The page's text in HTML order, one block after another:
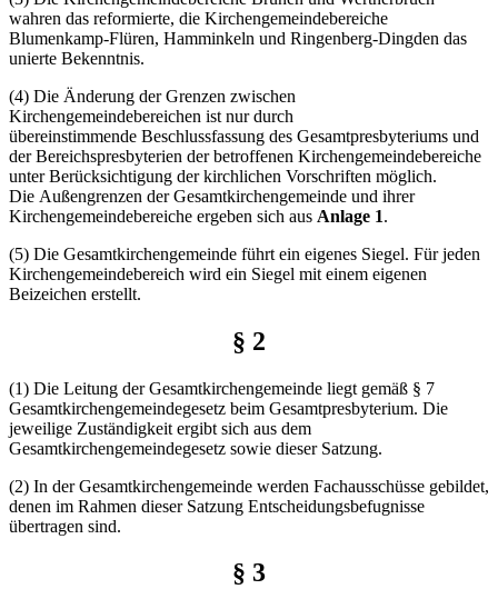
wahren das reformierte, die Kirchengemeindebereiche
Blumenkamp-Flüren, Hamminkeln und Ringenberg-Dingden das
unierte Bekenntnis.
(4) Die Änderung der Grenzen zwischen
Kirchengemeindebereichen ist nur durch
übereinstimmende Beschlussfassung des Gesamtpresbyteriums und
der Bereichspresbyterien der betroffenen Kirchengemeindebereiche
unter Berücksichtigung der kirchlichen Vorschriften möglich.
Die Außengrenzen der Gesamtkirchengemeinde und ihrer
Kirchengemeindebereiche ergeben sich aus Anlage 1.
(5) Die Gesamtkirchengemeinde führt ein eigenes Siegel. Für jeden
Kirchengemeindebereich wird ein Siegel mit einem eigenen
Beizeichen erstellt.
§ 2
(1) Die Leitung der Gesamtkirchengemeinde liegt gemäß § 7
Gesamtkirchengemeindegesetz beim Gesamtpresbyterium. Die
jeweilige Zuständigkeit ergibt sich aus dem
Gesamtkirchengemeindegesetz sowie dieser Satzung.
(2) In der Gesamtkirchengemeinde werden Fachausschüsse gebildet,
denen im Rahmen dieser Satzung Entscheidungsbefugnisse
übertragen sind.
§ 3